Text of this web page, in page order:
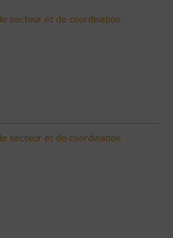
secteur et de coordination
secteur et de coordination